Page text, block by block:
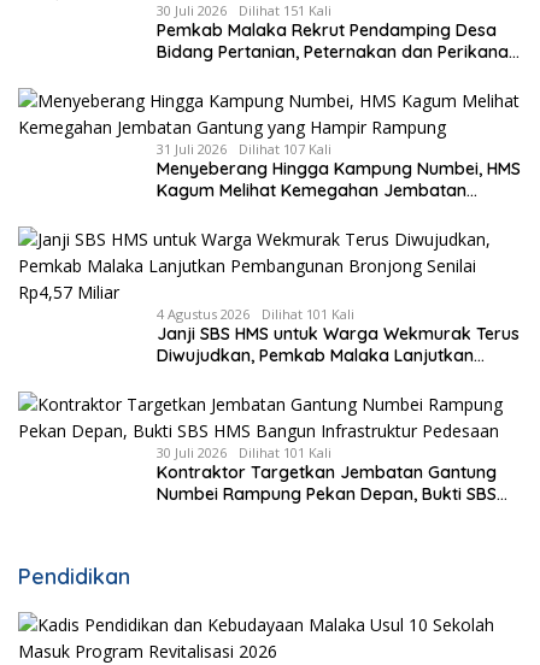
30 Juli 2026 Dilihat 151 Kali
Pemkab Malaka Rekrut Pendamping Desa
Bidang Pertanian, Peternakan dan Perikanan,
31 Juli 2026 Dilihat 107 Kali
Menyeberang Hingga Kampung Numbei, HMS
Kagum Melihat Kemegahan Jembatan
4 Agustus 2026 Dilihat 101 Kali
Janji SBS HMS untuk Warga Wekmurak Terus
Diwujudkan, Pemkab Malaka Lanjutkan
30 Juli 2026 Dilihat 101 Kali
Kontraktor Targetkan Jembatan Gantung
Numbei Rampung Pekan Depan, Bukti SBS
Pendidikan